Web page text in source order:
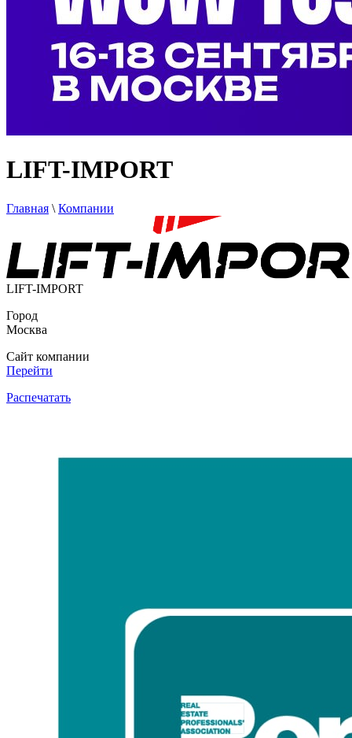
LIFT-IMPORT
Главная \ Компании
LIFT-IMPORT
Город
Москва
Сайт компании
Перейти
Распечатать